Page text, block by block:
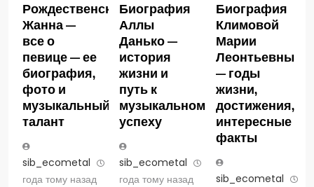
Рождественская
Жанна —
все о
певице — ее
биография,
фото и
музыкальный
талант
sib_ecometal
года тому назад
Биография
Аллы
Данько —
история
жизни и
путь к
музыкальному
успеху
sib_ecometal
года тому назад
Биография
Климовой
Марии
Леонтьевны
— годы
жизни,
достижения,
интересные
факты
sib_ecometal